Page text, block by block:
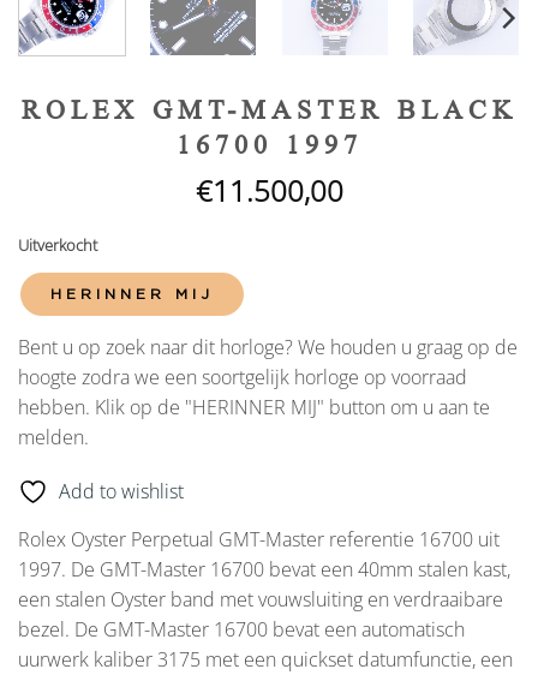
ROLEX GMT-MASTER BLACK
16700 1997
€11.500,00
Uitverkocht
HERINNER MIJ
Bent u op zoek naar dit horloge? We houden u graag op de
hoogte zodra we een soortgelijk horloge op voorraad
hebben. Klik op de "HERINNER MIJ" button om u aan te
melden.
Add to wishlist
Rolex Oyster Perpetual GMT-Master referentie 16700 uit
1997. De GMT-Master 16700 bevat een 40mm stalen kast,
een stalen Oyster band met vouwsluiting en verdraaibare
bezel. De GMT-Master 16700 bevat een automatisch
uurwerk kaliber 3175 met een quickset datumfunctie, een